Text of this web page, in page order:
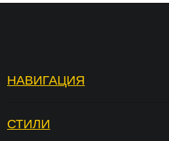
НАВИГАЦИЯ
Услуги
Вопросы и ответы
СТИЛИ